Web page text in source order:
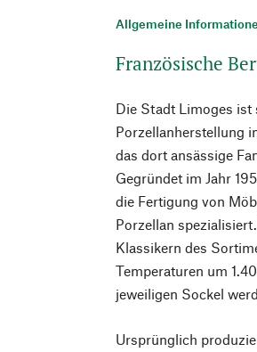
Allgemeine
Französische
Die Stadt Limoges ist
Porzellanherstellung
das dort ansässige
Gegründet im Jahr
die Fertigung von
Porzellan
Klassikern des
Temperaturen um
jeweiligen Sockel
Ursprünglich